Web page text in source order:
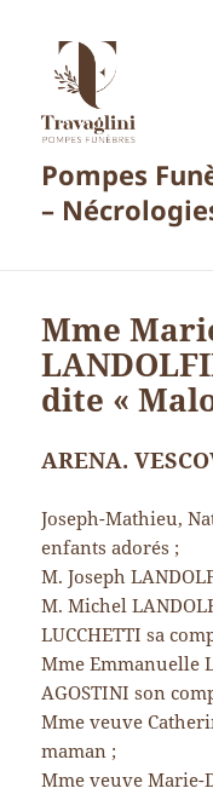
Pompes
–
Mme
dite «
ARENA.
Joseph-Mathieu,
enfants adorés ;
M. Joseph
M. Michel
LUCCHETTI sa
Mme Emmanuelle
AGOSTINI son
Mme veuve
maman ;
Mme veuve Marie-